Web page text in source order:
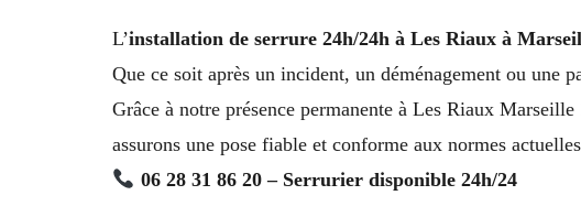
L’installation de serrure 24h/24h à Les Riaux à
Que ce soit après un incident, un déménagement ou une
Grâce à notre présence permanente à Les Riaux
assurons une pose fiable et conforme aux normes
06 28 31 86 20 – Serrurier disponible 24h/24